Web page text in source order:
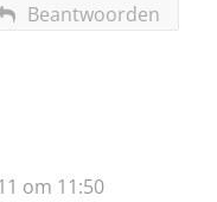
Beantwoorden
om 11:50